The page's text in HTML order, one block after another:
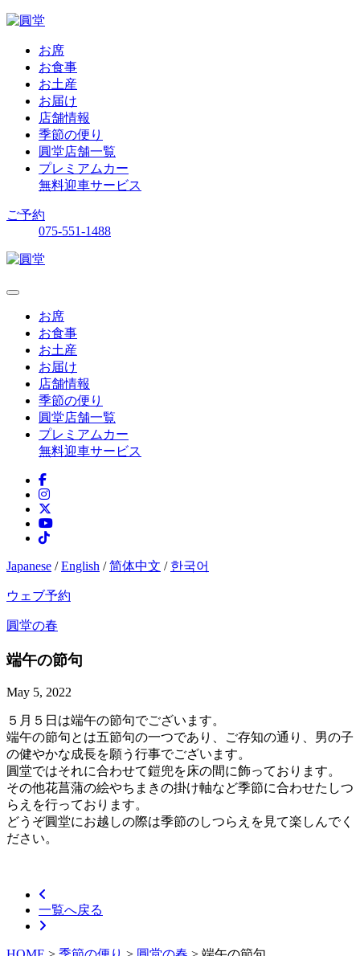
お席
お食事
お土産
お届け
店舗情報
季節の便り
圓堂店舗一覧
プレミアムカー
無料迎車サービス
ご予約
075-551-1488
お席
お食事
お土産
お届け
店舗情報
季節の便り
圓堂店舗一覧
プレミアムカー
無料迎車サービス
Japanese /English /简体中文 / 한국어
ウェブ予約
圓堂の春
端午の節句
May 5, 2022
５月５日は端午の節句でございます。
端午の節句とは五節句の一つであり、ご存知の通り、男の子
の健やかな成長を願う行事でございます。
圓堂ではそれに合わせて鎧兜を床の間に飾っております。
その他花菖蒲の絵やちまきの掛け軸など季節に合わせたしつ
らえを行っております。
どうぞ圓堂にお越しの際は季節のしつらえを見て楽しんでく
ださい。
一覧へ戻る